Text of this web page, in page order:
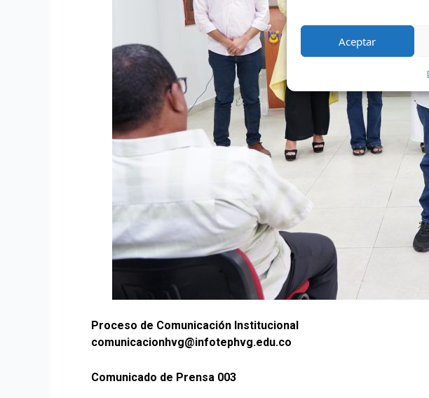
Aceptar
Proceso de Comunicación Institucional
comunicacionhvg@infotephvg.edu.co
Comunicado de Prensa 003